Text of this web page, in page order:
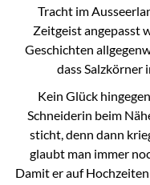
Tracht im
Zeitgeist angepasst
Geschichten
dass Salzkörner
Kein Glück
Schneiderin beim
sticht, denn dann
glaubt man immer
Damit er auf